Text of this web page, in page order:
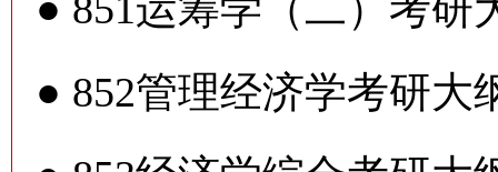
● 851运筹学（二）考研
● 852管理经济学考研大